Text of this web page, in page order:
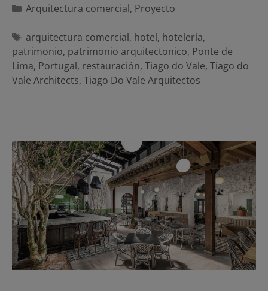
Categorías
Arquitectura comercial, Proyecto
Etiquetas
arquitectura comercial, hotel, hotelería,
patrimonio, patrimonio arquitectonico, Ponte de
Lima, Portugal, restauración, Tiago do Vale, Tiago do
Vale Architects, Tiago Do Vale Arquitectos